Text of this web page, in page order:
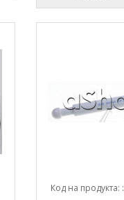
Код на продукта: :